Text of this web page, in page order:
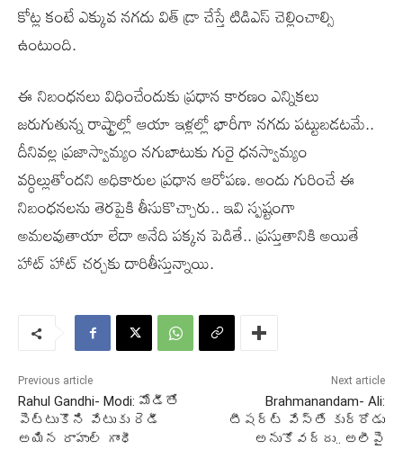
కోట్ల కంటే ఎక్కువ నగదు విత్ డ్రా చేస్తే టిడిఎస్ చెల్లించాల్సి
ఉంటుంది.
ఈ నిబంధనలు విధించేందుకు ప్రధాన కారణం ఎన్నికలు
జరుగుతున్న రాష్ట్రాల్లో ఆయా ఇళ్లల్లో భారీగా నగదు పట్టుబడటమే..
దీనివల్ల ప్రజాస్వామ్యం నగుబాటుకు గురై ధనస్వామ్యం
వర్ధిల్లుతోందని అధికారుల ప్రధాన ఆరోపణ. అందు గురించే ఈ
నిబంధనలను తెరపైకి తీసుకొచ్చారు.. ఇవి స్పష్టంగా
అమలవుతాయా లేదా అనేది పక్కన పెడితే.. ప్రస్తుతానికి అయితే
హాట్ హాట్ చర్చకు దారితీస్తున్నాయి.
Previous article
Rahul Gandhi- Modi: మోడీతో
పెట్టుకొని వేటుకు రెడీ
అయిన రాహుల్ గాంధీ
Next article
Brahmanandam- Ali:
టీషర్ట్ వేస్తే కుర్రోడు
అనుకోవద్దు.. అలీపై